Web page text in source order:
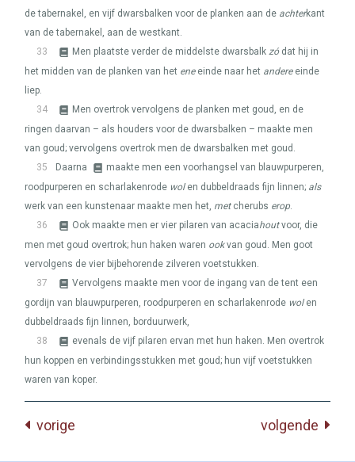
de tabernakel, en vijf dwarsbalken voor de planken aan de achterkant
van de tabernakel, aan de westkant.
33
Men plaatste verder de middelste dwarsbalk zódat hij in
het midden van de planken van het eneeinde naar het andereeinde
liep.
34
Men overtrok vervolgens de planken met goud, en de
ringen daarvan – als houders voor de dwarsbalken – maakte men
van goud; vervolgens overtrok men de dwarsbalken met goud.
35
Daarna
maakte men een voorhangsel van blauwpurperen,
roodpurperen en scharlakenrode wolen dubbeldraads fijn linnen; als
werk van een kunstenaar maakte men het, metcherubs erop.
36
Ook maakte men er vier pilaren van acaciahoutvoor, die
men met goud overtrok; hun haken waren ookvan goud. Men goot
vervolgens de vier bijbehorende zilveren voetstukken.
37
Vervolgens maakte men voor de ingang van de tent een
gordijn van blauwpurperen, roodpurperen en scharlakenrode wolen
dubbeldraads fijn linnen, borduurwerk,
38
evenals de vijf pilaren ervan met hun haken. Men overtrok
hun koppen en verbindingsstukken met goud; hun vijf voetstukken
waren van koper.
vorige volgende